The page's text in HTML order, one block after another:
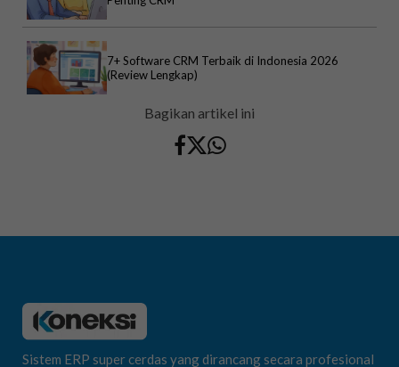
7+ Software CRM Terbaik di Indonesia 2026
(Review Lengkap)
Bagikan artikel ini
Sistem ERP super cerdas yang dirancang secara profesional